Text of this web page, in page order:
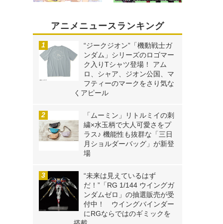
アニメニュースランキング
“ジークジオン”「機動戦士ガ
ンダム」シリーズのロゴマー
ク入りTシャツ登場！ アム
ロ、シャア、ジオン公国、マ
フティーのマークをさり気な
くアピール
「ムーミン」リトルミイの刺
繍×水玉柄で大人可愛さをプ
ラス♪ 機能性も抜群な「三日
月ショルダーバッグ」が新登
場
“未来は見えているはず
だ！”「RG 1/144 ウイングガ
ンダムゼロ」の抽選販売が受
付中！ ウイングバインダー
にRGならではのギミックを